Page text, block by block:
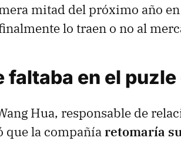
mitad del próximo año en
lo traen o no al
faltaba en el
Hua, responsable de
que la compañíaretomaría